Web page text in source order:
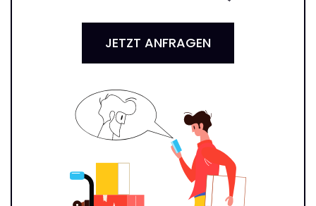
JETZT ANFRAGEN